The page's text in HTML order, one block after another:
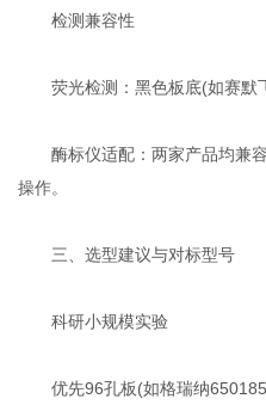
检测兼容性‌
荧光检测‌：黑色板底(如赛默
酶标仪适配‌：两家产品均兼容
操作‌。
三、选型建议与对标型号
科研小规模实验‌
优先96孔板(如格瑞纳650185